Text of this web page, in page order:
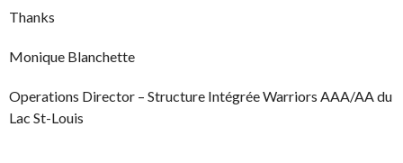
Thanks
Monique Blanchette
Operations Director – Structure Intégrée Warriors AAA/AA du
Lac St-Louis